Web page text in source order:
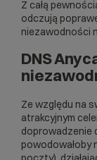
Z całą
odczują
niezawodności
DNS
Ze względu na
atrakcyjnym
doprowadzenie
powodowałoby